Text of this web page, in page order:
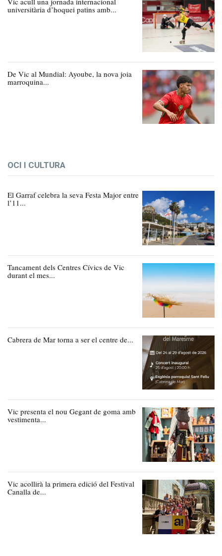
universitària d’hoquei patins amb...
De Vic al Mundial: Ayoube, la nova joia
marroquina...
OCI I CULTURA
El Garraf celebra la seva Festa Major entre
l’11...
Tancament dels Centres Cívics de Vic
durant el mes...
Cabrera de Mar torna a ser el centre de...
Vic presenta el nou Gegant de goma amb
vestimenta...
Vic acollirà la primera edició del Festival
Canalla de...